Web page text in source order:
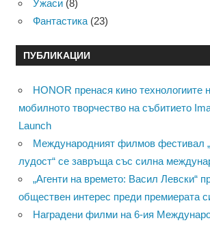
Ужаси (8)
Фантастика (23)
ПУБЛИКАЦИИ
HONOR пренася кино технологиите
мобилното творчество на събитието
Launch
Международният филмов фестивал
лудост“ се завръща със силна
„Агенти на времето: Васил Левски“
обществен интерес преди премиерата
Наградени филми на 6-ия